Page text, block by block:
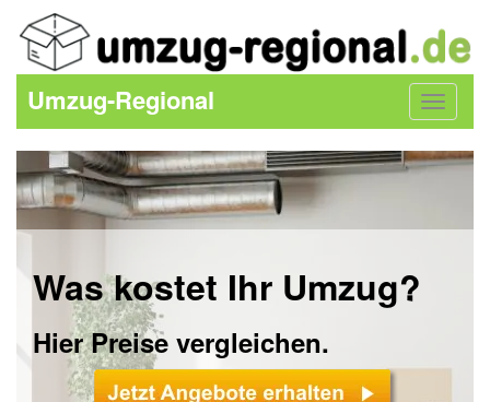
Toggle
Umzug-Regional
Was kostet Ihr Umzug?
Hier Preise vergleichen.